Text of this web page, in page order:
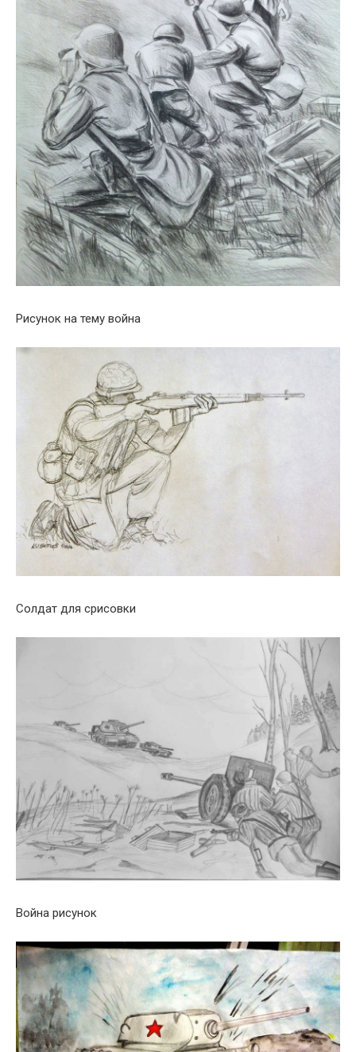
Рисунок на тему война
Солдат для срисовки
Война рисунок